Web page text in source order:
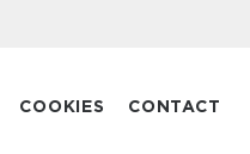
COOKIES CONTACT